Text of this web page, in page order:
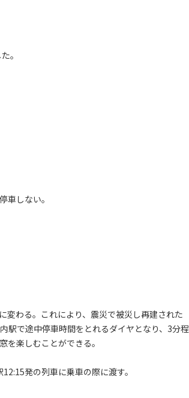
。
しない。
わる。これにより、震災で被災し再建された
駅で途中停車時間をとれるダイヤとなり、3分程
楽しむことができる。
発の列車に乗車の際に渡す。